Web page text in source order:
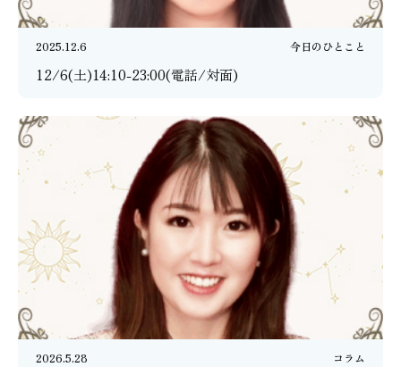
2025.12.6 今日のひとこと
12/6(土)14:10-23:00(電話/対面)
2026.5.28 コラム